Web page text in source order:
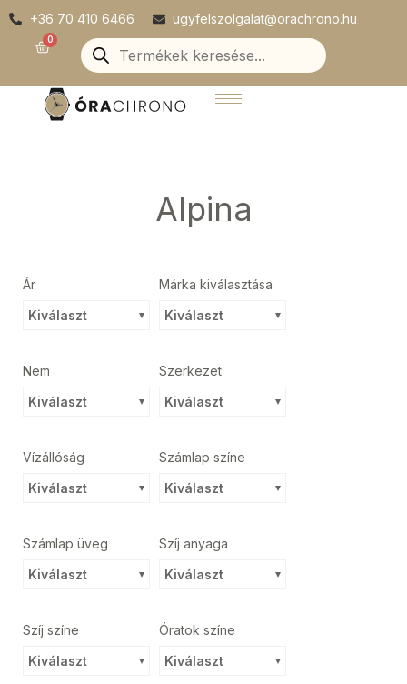
content
+36 70 410 6466 ugyfelszolgalat@orachrono.hu
0Kosársearch
Alpina
Ár
Kiválaszt
Márka kiválasztása
Kiválaszt
Nem
Kiválaszt
Szerkezet
Kiválaszt
Vízállóság
Kiválaszt
Számlap színe
Kiválaszt
Számlap üveg
Kiválaszt
Szíj anyaga
Kiválaszt
Szíj színe
Kiválaszt
Óratok színe
Kiválaszt